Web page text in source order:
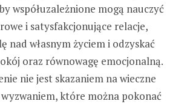
współuzależnione mogą nauczyć
i satysfakcjonujące relacje,
nad własnym życiem i odzyskać
oraz równowagę emocjonalną.
nie jest skazaniem na wieczne
które można pokonać